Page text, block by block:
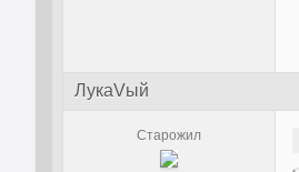
ЛукаVый
Старожил